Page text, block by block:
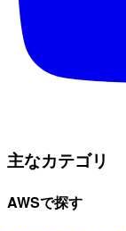
主なカテゴリ
AWSで探す